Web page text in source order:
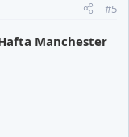
#5
Manchester